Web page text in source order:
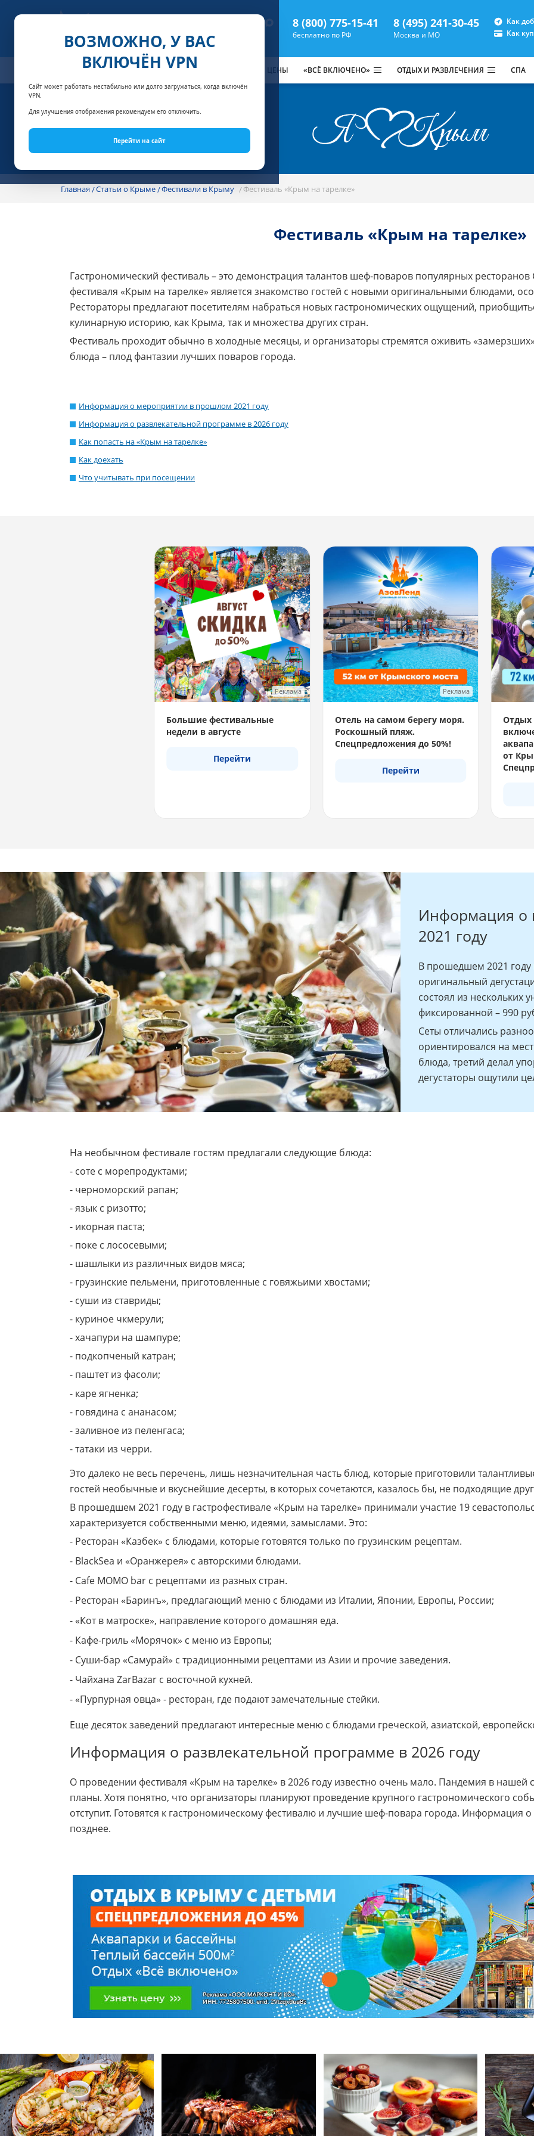
ВОЗМОЖНО, У ВАС
ВКЛЮЧЁН VPN
Сайт может работать нестабильно или долго загружаться, когда включён
VPN.
Для улучшения отображения рекомендуем его отключить.
Перейти на сайт
8 (800) 775-15-41
бесплатно по РФ
8 (495) 241-30-45
Москва и МО
Как
Как
СПЕЦПРЕДЛОЖЕНИЯ АКЦИИ НОМЕРА И ЦЕНЫ «ВСЁ ВКЛЮЧЕНО» ОТДЫХ И РАЗВЛЕЧЕНИЯ СПА
Главная Статьи о Крыме Фестивали в Крыму Фестиваль «Крым на тарелке»
Фестиваль «Крым на тарелке»
Гастрономический фестиваль – это демонстрация талантов шеф-поваров популярных
фестиваля «Крым на тарелке» является знакомство гостей с новыми оригинальными блюдами,
Рестораторы предлагают посетителям набраться новых гастрономических ощущений,
кулинарную историю, как Крыма, так и множества других стран.
Фестиваль проходит обычно в холодные месяцы, и организаторы стремятся оживить
блюда – плод фантазии лучших поваров города.
Информация о мероприятии в прошлом 2021 году
Информация о развлекательной программе в 2026 году
Как попасть на «Крым на тарелке»
Как доехать
Что учитывать при посещении
Реклама
Большие фестивальные
недели в августе
Перейти
Реклама
Отель на самом берегу моря.
Роскошный пляж.
Спецпредложения до 50%!
Перейти
Отдых
от
Информация о
2021 году
В прошедшем 2021
оригинальный
состоял из нескольких
фиксированной – 990
Сеты отличались
ориентировался на
блюда, третий делал
дегустаторы ощутили
На необычном фестивале гостям предлагали следующие блюда:
- соте с морепродуктами;
- черноморский рапан;
- язык с ризотто;
- икорная паста;
- поке с лососевыми;
- шашлыки из различных видов мяса;
- грузинские пельмени, приготовленные с говяжьими хвостами;
- суши из ставриды;
- куриное чкмерули;
- хачапури на шампуре;
- подкопченый катран;
- паштет из фасоли;
- каре ягненка;
- говядина с ананасом;
- заливное из пеленгаса;
- татаки из черри.
Это далеко не весь перечень, лишь незначительная часть блюд, которые приготовили
гостей необычные и вкуснейшие десерты, в которых сочетаются, казалось бы, не подходящие
В прошедшем 2021 году в гастрофестивале «Крым на тарелке» принимали участие 19
характеризуется собственными меню, идеями, замыслами. Это:
- Ресторан «Казбек» с блюдами, которые готовятся только по грузинским рецептам.
- BlackSea и «Оранжерея» с авторскими блюдами.
- Cafe MOMO bar с рецептами из разных стран.
- Ресторан «Баринъ», предлагающий меню с блюдами из Италии, Японии, Европы, России;
- «Кот в матроске», направление которого домашняя еда.
- Кафе-гриль «Морячок» с меню из Европы;
- Суши-бар «Самурай» с традиционными рецептами из Азии и прочие заведения.
- Чайхана ZarBazar с восточной кухней.
- «Пурпурная овца» - ресторан, где подают замечательные стейки.
Еще десяток заведений предлагают интересные меню с блюдами греческой, азиатской,
Информация о развлекательной программе в 2026 году
О проведении фестиваля «Крым на тарелке» в 2026 году известно очень мало. Пандемия в нашей
планы. Хотя понятно, что организаторы планируют проведение крупного гастрономического
отступит. Готовятся к гастрономическому фестивалю и лучшие шеф-повара города. Информация
позднее.